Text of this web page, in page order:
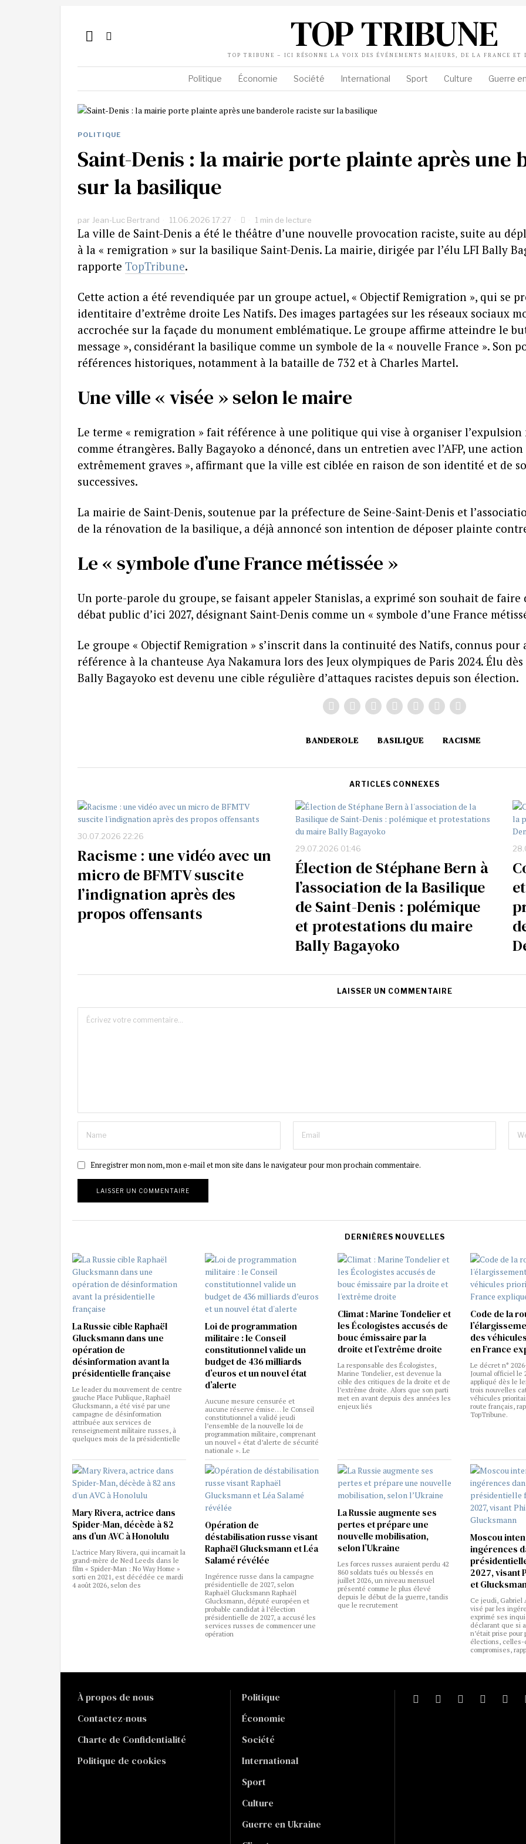
TOP TRIBUNE
TOP TRIBUNE – ICI RÉSONNE LA VOIX DES ÉVÉNEMENTS MAJEURS, DE LA FRANCE ET
Politique Économie Société International Sport Culture Guerre
POLITIQUE
Saint-Denis : la mairie porte plainte après une
sur la basilique
par Jean-Luc Bertrand 11.06.2026 17:27 1 min de lecture
La ville de Saint-Denis a été le théâtre d’une nouvelle provocation raciste, suite au
à la « remigration » sur la basilique Saint-Denis. La mairie, dirigée par l’élu LFI Bally
rapporte TopTribune.
Cette action a été revendiquée par un groupe actuel, « Objectif Remigration », qui se
identitaire d’extrême droite Les Natifs. Des images partagées sur les réseaux sociaux
accrochée sur la façade du monument emblématique. Le groupe affirme atteindre le
message », considérant la basilique comme un symbole de la « nouvelle France ». Son
références historiques, notamment à la bataille de 732 et à Charles Martel.
Une ville « visée » selon le maire
Le terme « remigration » fait référence à une politique qui vise à organiser l’expulsion
comme étrangères. Bally Bagayoko a dénoncé, dans un entretien avec l’AFP, une
extrêmement graves », affirmant que la ville est ciblée en raison de son identité et de
successives.
La mairie de Saint-Denis, soutenue par la préfecture de Seine-Saint-Denis et
de la rénovation de la basilique, a déjà annoncé son intention de déposer plainte
Le « symbole d’une France métissée »
Un porte-parole du groupe, se faisant appeler Stanislas, a exprimé son souhait de
débat public d’ici 2027, désignant Saint-Denis comme un « symbole d’une France
Le groupe « Objectif Remigration » s’inscrit dans la continuité des Natifs, connus
référence à la chanteuse Aya Nakamura lors des Jeux olympiques de Paris 2024. Élu
Bally Bagayoko est devenu une cible régulière d’attaques racistes depuis son élection.
BANDEROLE BASILIQUE RACISME
ARTICLES CONNEXES
30.07.2026 22:26
Racisme : une vidéo avec un
micro de BFMTV suscite
l’indignation après des
propos offensants
29.07.2026 01:46
Élection de Stéphane Bern à
l’association de la Basilique
de Saint-Denis : polémique
et protestations du maire
Bally Bagayoko
LAISSER UN COMMENTAIRE
Enregistrer mon nom, mon e-mail et mon site dans le navigateur pour mon prochain commentaire.
DERNIÈRES NOUVELLES
La Russie cible Raphaël
Glucksmann dans une
opération de
désinformation avant la
présidentielle française
Le leader du mouvement de centre
gauche Place Publique, Raphaël
Glucksmann, a été visé par une
campagne de désinformation
attribuée aux services de
renseignement militaire russes, à
quelques mois de la présidentielle
Loi de programmation
militaire : le Conseil
constitutionnel valide un
budget de 436 milliards
d’euros et un nouvel état
d’alerte
Aucune mesure censurée et
aucune réserve émise… le Conseil
constitutionnel a validé jeudi
l’ensemble de la nouvelle loi de
programmation militaire, comprenant
un nouvel « état d’alerte de sécurité
nationale ». Le
Climat : Marine Tondelier et
les Écologistes accusés de
bouc émissaire par la
droite et l’extrême droite
La responsable des Écologistes,
Marine Tondelier, est devenue la
cible des critiques de la droite et de
l’extrême droite. Alors que son parti
met en avant depuis des années les
enjeux liés
Code de la
des
en France
Le décret n°
Journal officiel le
appliqué dès le
trois nouvelles
véhicules
route français,
TopTribune.
Mary Rivera, actrice dans
Spider-Man, décède à 82
ans d’un AVC à Honolulu
L’actrice Mary Rivera, qui incarnait la
grand-mère de Ned Leeds dans le
film « Spider-Man : No Way Home »
sorti en 2021, est décédée ce mardi
4 août 2026, selon des
Opération de
déstabilisation russe visant
Raphaël Glucksmann et Léa
Salamé révélée
Ingérence russe dans la campagne
présidentielle de 2027, selon
Raphaël Glucksmann Raphaël
Glucksmann, député européen et
probable candidat à l’élection
présidentielle de 2027, a accusé les
services russes de commencer une
opération
La Russie augmente ses
pertes et prépare une
nouvelle mobilisation,
selon l’Ukraine
Les forces russes auraient perdu 42
860 soldats tués ou blessés en
juillet 2026, un niveau mensuel
présenté comme le plus élevé
depuis le début de la guerre, tandis
que le recrutement
Moscou
ingérences
2027, visant
et
Ce jeudi, Gabriel
visé par les
exprimé ses
déclarant que si
n’était prise pour
élections,
compromises,
À propos de nous
Contactez-nous
Charte de Confidentialité
Politique de cookies
Politique
Économie
Société
International
Sport
Culture
Guerre en Ukraine